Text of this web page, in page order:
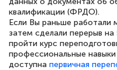
повышени
специальности
по тяжелой
подчеркуть, что
квалификации (ФРДО).
Если Вы раньше работали
затем сделали перерыв
пройти курс
профессиональные
доступна первичная